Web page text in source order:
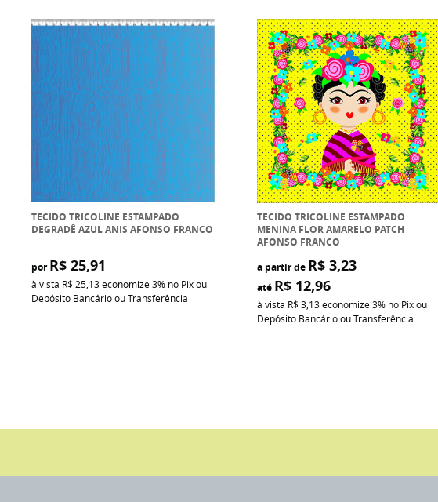
TECIDO TRICOLINE ESTAMPADO
DEGRADÊ AZUL ANIS AFONSO FRANCO
por R$ 25,91
à vista R$ 25,13economize3% no Pix ou
Depósito Bancário ou Transferência
TECIDO TRICOLINE ESTAMPADO
MENINA FLOR AMARELO PATCH
AFONSO FRANCO
a partir de R$ 3,23
até R$ 12,96
à vista R$ 3,13economize3% no Pix ou
Depósito Bancário ou Transferência